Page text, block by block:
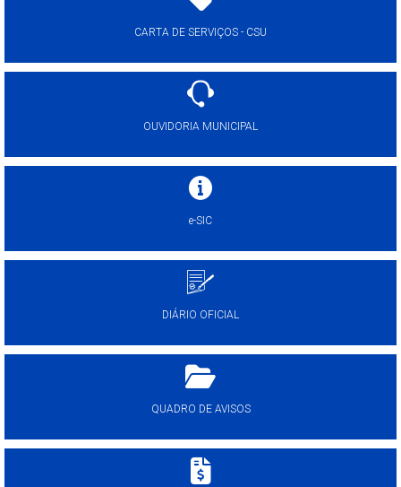
CARTA DE SERVIÇOS - CSU
OUVIDORIA MUNICIPAL
e-SIC
DIÁRIO OFICIAL
QUADRO DE AVISOS